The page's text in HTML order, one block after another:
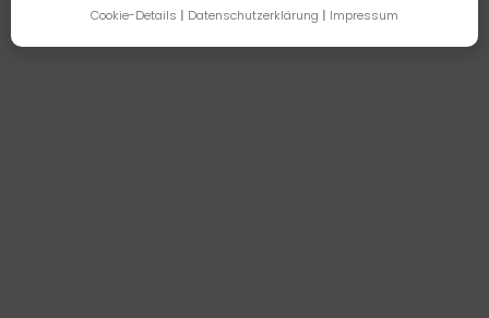
Cookie-Details | Datenschutzerklärung | Impressum